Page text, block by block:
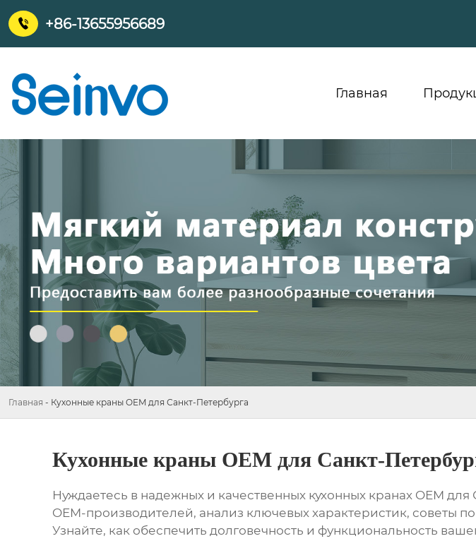
 +86-13655956689
Главная
Главная - Кухонные краны OEM для Санкт-Петербурга
Кухонные краны OEM для Санкт-
Нуждаетесь в надежных и качественных кухонных кранах OEM
OEM-производителей, анализ ключевых характеристик,
Узнайте, как обеспечить долговечность и функциональность